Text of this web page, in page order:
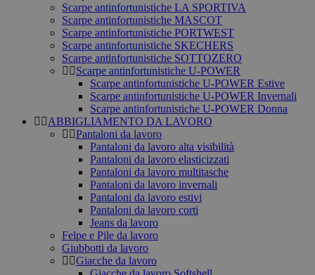
Scarpe antinfortunistiche LA SPORTIVA
Scarpe antinfortunistiche MASCOT
Scarpe antinfortunistiche PORTWEST
Scarpe antinfortunistiche SKECHERS
Scarpe antinfortunistiche SOTTOZERO
Scarpe antinfortunistiche U-POWER
Scarpe antinfortunistiche U-POWER Estive
Scarpe antinfortunistiche U-POWER Invernali
Scarpe antinfortunistiche U-POWER Donna
ABBIGLIAMENTO DA LAVORO
Pantaloni da lavoro
Pantaloni da lavoro alta visibilità
Pantaloni da lavoro elasticizzati
Pantaloni da lavoro multitasche
Pantaloni da lavoro invernali
Pantaloni da lavoro estivi
Pantaloni da lavoro corti
Jeans da lavoro
Felpe e Pile da lavoro
Giubbotti da lavoro
Giacche da lavoro